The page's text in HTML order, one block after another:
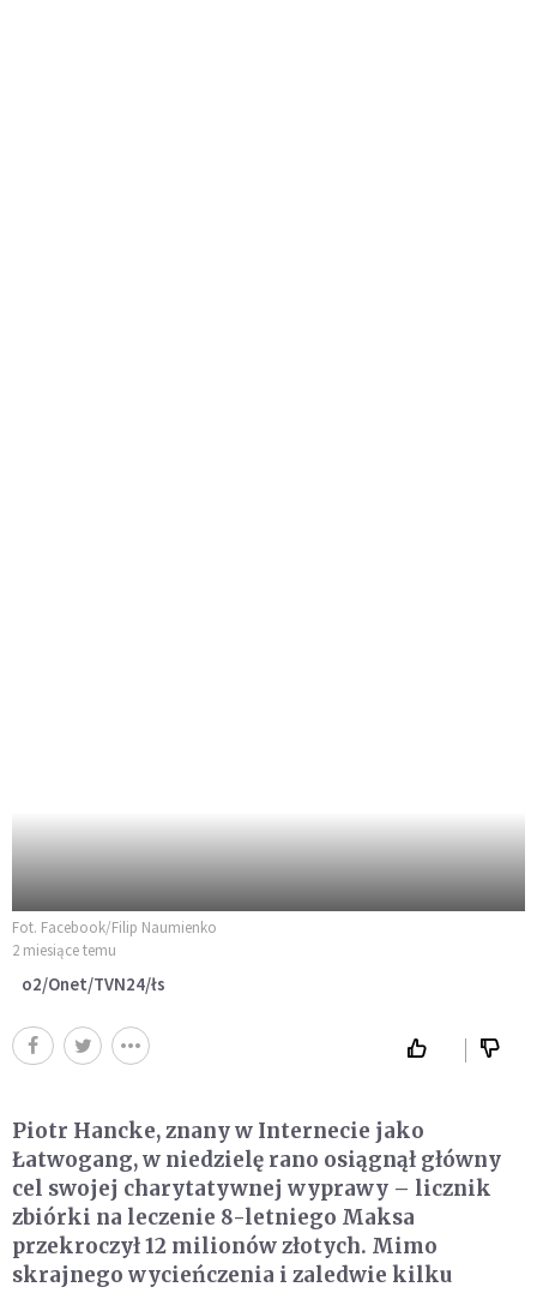
Fot. Facebook/Filip Naumienko
2 miesiące temu
o2/Onet/TVN24/łs
Piotr Hancke, znany w Internecie jako
Łatwogang, w niedzielę rano osiągnął główny
cel swojej charytatywnej wyprawy – licznik
zbiórki na leczenie 8-letniego Maksa
przekroczył 12 milionów złotych. Mimo
skrajnego wycieńczenia i zaledwie kilku